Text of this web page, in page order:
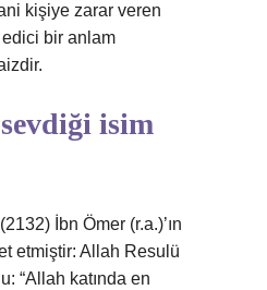
kişiye zarar veren
bir anlam
isim
İbn Ömer (r.a.)’ın
etmiştir: Allah Resulü
“Allah katında en